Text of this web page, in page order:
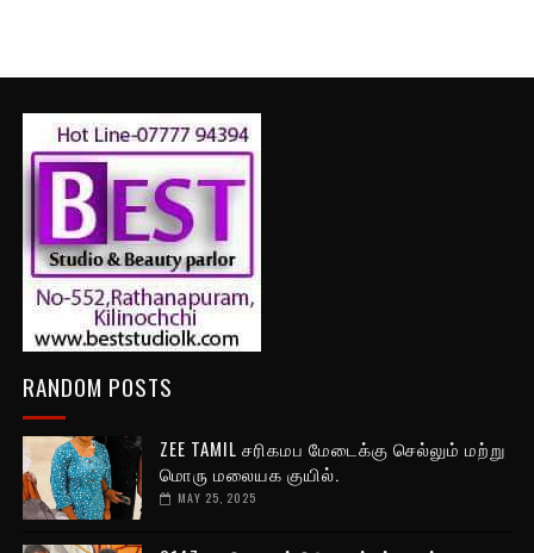
RANDOM POSTS
ZEE TAMIL சரிகமப மேடைக்கு செல்லும் மற்று
மொரு மலையக குயில்.
MAY 25, 2025